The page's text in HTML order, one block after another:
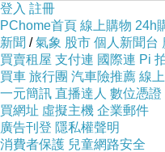
登入 註冊
PChome首頁 線上購物 24h
新聞 /氣象 股市 個人新聞台
買賣租屋 支付連 國際連 Pi
買車 旅行團 汽車險推薦 線
一元簡訊 直播達人 數位憑證
買網址 虛擬主機 企業郵件
廣告刊登 隱私權聲明
消費者保護 兒童網路安全